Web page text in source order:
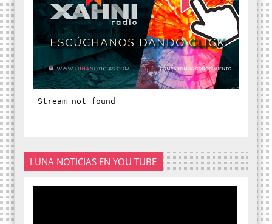
LUNA NOTICIAS EN YOU TUBE